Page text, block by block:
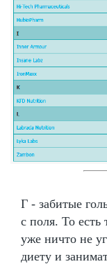
Г - забитые
с поля. То есть
уже ничто не
диету и